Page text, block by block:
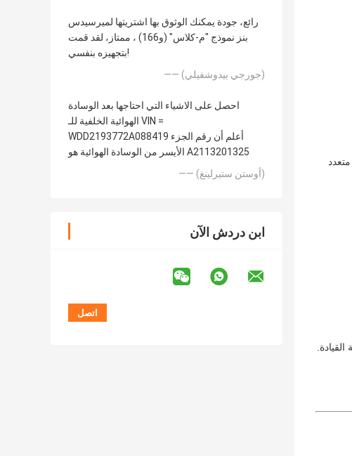
رائع، جودة يمكنك الوثوق بها اشتريتها لميرسيدس
بنز نموذج "م-كلاس" (و166) ، ممتاز، لقد قمت
بتجهيزه بنفسي!
—— (جورجي بيدوشفيلي)
احصل على الاشياء التي احتاجها بعد الوسادة
الهوائية الخلفية للـ VIN =
WDD2193772A088419 أعلم أن رقم الجزء
الأيسر من الوسادة الهوائية هو A2113201325
—— (أوستن ستيرلينغ)
ابن دردش الآن